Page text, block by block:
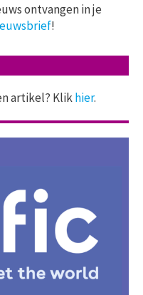
ontvangen in je
!
artikel? Klikhier.